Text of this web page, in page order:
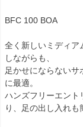
BFC 100 BOA
全く新しいミディア
しながらも、
足かせにならない
に最適。
ハンズフリーエント
り、足の出し入れも